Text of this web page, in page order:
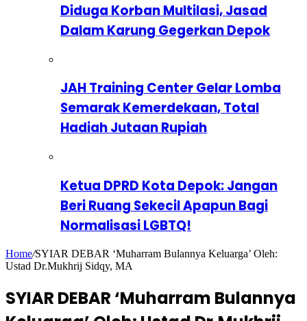
Diduga Korban Multilasi, Jasad
Dalam Karung Gegerkan Depok
JAH Training Center Gelar Lomba
Semarak Kemerdekaan, Total
Hadiah Jutaan Rupiah
Ketua DPRD Kota Depok: Jangan
Beri Ruang Sekecil Apapun Bagi
Normalisasi LGBTQ!
Home/SYIAR DEBAR ‘Muharram Bulannya Keluarga’ Oleh:
Ustad Dr.Mukhrij Sidqy, MA
SYIAR DEBAR ‘Muharram Bulannya